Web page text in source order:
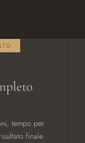
tempo per
finale